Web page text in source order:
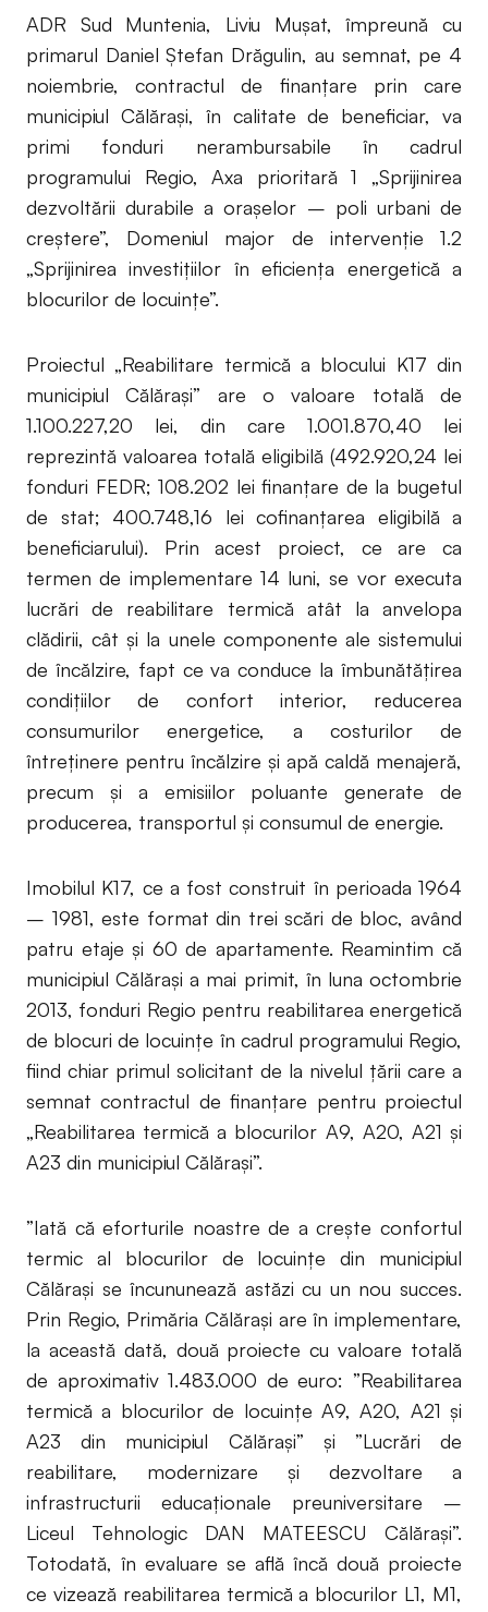
ADR Sud Muntenia, Liviu Muşat, împreună cu
primarul Daniel Ştefan Drăgulin, au semnat, pe 4
noiembrie, contractul de finanţare prin care
municipiul Călăraşi, în calitate de beneficiar, va
primi fonduri nerambursabile în cadrul
programului Regio, Axa prioritară 1 „Sprijinirea
dezvoltării durabile a oraşelor – poli urbani de
creştere”, Domeniul major de intervenţie 1.2
„Sprijinirea investiţiilor în eficienţa energetică a
blocurilor de locuinţe”.
Proiectul „Reabilitare termică a blocului K17 din
municipiul Călărași” are o valoare totală de
1.100.227,20 lei, din care 1.001.870,40 lei
reprezintă valoarea totală eligibilă (492.920,24 lei
fonduri FEDR; 108.202 lei finanţare de la bugetul
de stat; 400.748,16 lei cofinanţarea eligibilă a
beneficiarului). Prin acest proiect, ce are ca
termen de implementare 14 luni, se vor executa
lucrări de reabilitare termică atât la anvelopa
clădirii, cât şi la unele componente ale sistemului
de încălzire, fapt ce va conduce la îmbunătăţirea
condiţiilor de confort interior, reducerea
consumurilor energetice, a costurilor de
întreţinere pentru încălzire şi apă caldă menajeră,
precum şi a emisiilor poluante generate de
producerea, transportul şi consumul de energie.
Imobilul K17, ce a fost construit în perioada 1964
– 1981, este format din trei scări de bloc, având
patru etaje şi 60 de apartamente. Reamintim că
municipiul Călăraşi a mai primit, în luna octombrie
2013, fonduri Regio pentru reabilitarea energetică
de blocuri de locuinţe în cadrul programului Regio,
fiind chiar primul solicitant de la nivelul ţării care a
semnat contractul de finanţare pentru proiectul
„Reabilitarea termică a blocurilor A9, A20, A21 şi
A23 din municipiul Călăraşi”.
”Iată că eforturile noastre de a crește confortul
termic al blocurilor de locuințe din municipiul
Călărași se încununează astăzi cu un nou succes.
Prin Regio, Primăria Călărași are în implementare,
la această dată, două proiecte cu valoare totală
de aproximativ 1.483.000 de euro: ”Reabilitarea
termică a blocurilor de locuințe A9, A20, A21 și
A23 din municipiul Călărași” și ”Lucrări de
reabilitare, modernizare și dezvoltare a
infrastructurii educaționale preuniversitare –
Liceul Tehnologic DAN MATEESCU Călărași”.
Totodată, în evaluare se află încă două proiecte
ce vizează reabilitarea termică a blocurilor L1, M1,